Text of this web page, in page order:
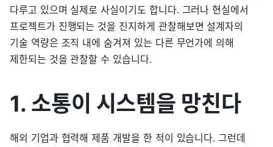
다루고 있으며 실제로 사실이기도 합니다. 그러나 현실에서
프로젝트가 진행되는 것을 진지하게 관찰해보면 설계자의
기술 역량은 조직 내에 숨겨져 있는 다른 무언가에 의해
제한되는 것을 관찰할 수 있습니다.
1. 소통이 시스템을 망친다
해외 기업과 협력해 제품 개발을 한 적이 있습니다. 그런데